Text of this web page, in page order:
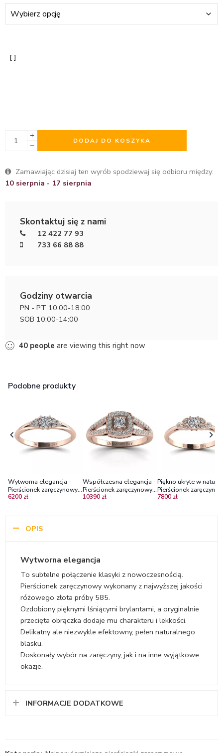
DODAJ DO KOSZYKA
Zamawiając dzisiaj ten wyrób spodziewaj się odbioru między:
10 sierpnia - 17 sierpnia
Skontaktuj się z nami
12 422 77 93
733 66 88 88
Godziny otwarcia
PN - PT 10:00-18:00
SOB 10:00-14:00
40 people are viewing this right now
Podobne produkty
Wytworna elegancja -
Pierścionek zaręczynowy z
różowego złota z
6200 zł
Współczesna elegancja -
Pierścionek zaręczynowy z
różowego złota z
10390 zł
Piękno ukryte w
Pierścionek
różowego złota z
7800 zł
OPIS
Wytworna elegancja
To subtelne połączenie klasyki z nowoczesnością.
Pierścionek zaręczynowy wykonany z najwyższej jakości
różowego złota próby 585.
Ozdobiony pięknymi lśniącymi brylantami, a oryginalnie
przecięta obrączka dodaje mu charakteru i lekkości.
Delikatny ale niezwykle efektowny, pełen naturalnego
blasku.
Doskonały wybór na zaręczyny, jak i na inne wyjątkowe
okazje.
INFORMACJE DODATKOWE